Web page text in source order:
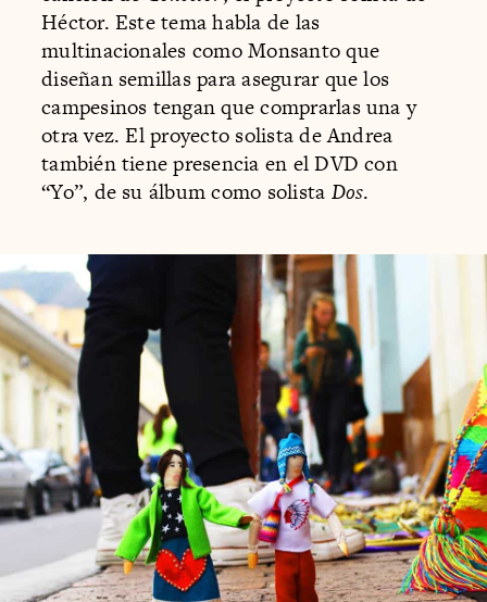
Héctor. Este tema habla de las
multinacionales como Monsanto que
diseñan semillas para asegurar que los
campesinos tengan que comprarlas una y
otra vez. El proyecto solista de Andrea
también tiene presencia en el DVD con
“Yo”, de su álbum como solista Dos.